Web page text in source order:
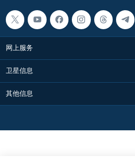
网上服务
卫星信息
其他信息